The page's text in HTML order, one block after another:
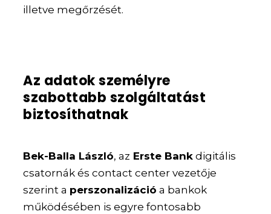
illetve megőrzését.
Az adatok személyre
szabottabb szolgáltatást
biztosíthatnak
Bek-Balla László, az Erste Bank digitális
csatornák és contact center vezetője
szerint a perszonalizáció a bankok
működésében is egyre fontosabb